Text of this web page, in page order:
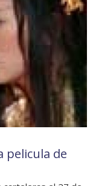
pelicula de